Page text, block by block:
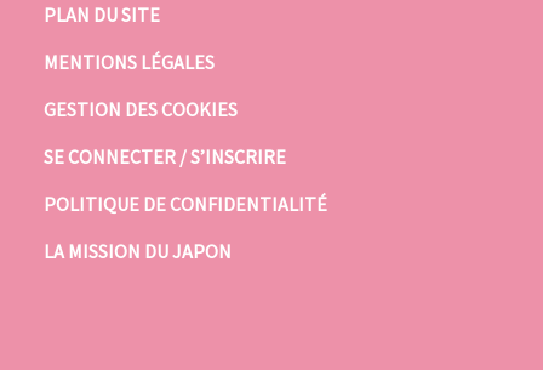
PLAN DU SITE
MENTIONS LÉGALES
GESTION DES COOKIES
SE CONNECTER / S’INSCRIRE
POLITIQUE DE CONFIDENTIALITÉ
LA MISSION DU JAPON